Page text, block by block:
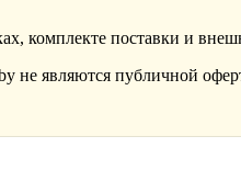
комплекте поставки и
не являются публичной